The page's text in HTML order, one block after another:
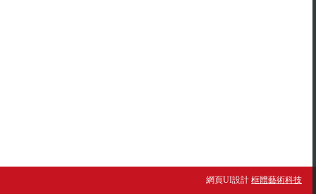
網頁UI設計 框體藝術科技